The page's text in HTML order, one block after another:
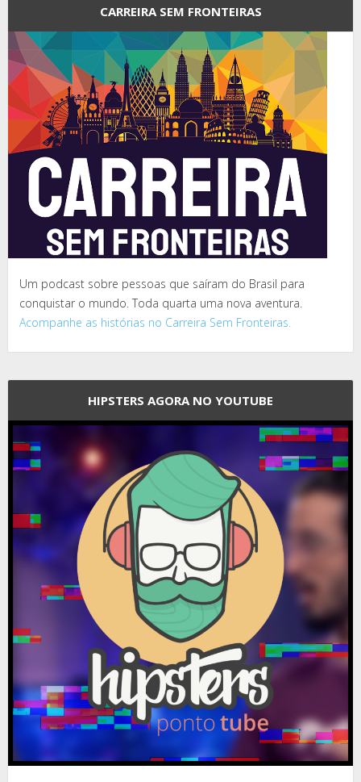
CARREIRA SEM FRONTEIRAS
Um podcast sobre pessoas que saíram do Brasil para
conquistar o mundo. Toda quarta uma nova aventura.
Acompanhe as histórias no Carreira Sem Fronteiras.
HIPSTERS AGORA NO YOUTUBE